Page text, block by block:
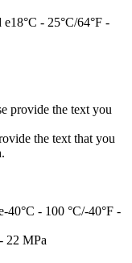
e18°C - 25°C/64°F -
provide the text you
the text that you
-40°C - 100 °C/-40°F -
22 MPa